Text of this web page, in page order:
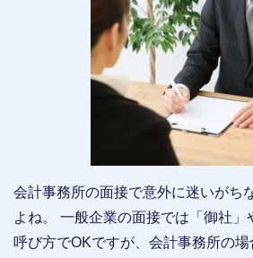
会計事務所の面接で意外に迷いがち
よね。 一般企業の面接では「御社」
呼び方でOKですが、会計事務所の